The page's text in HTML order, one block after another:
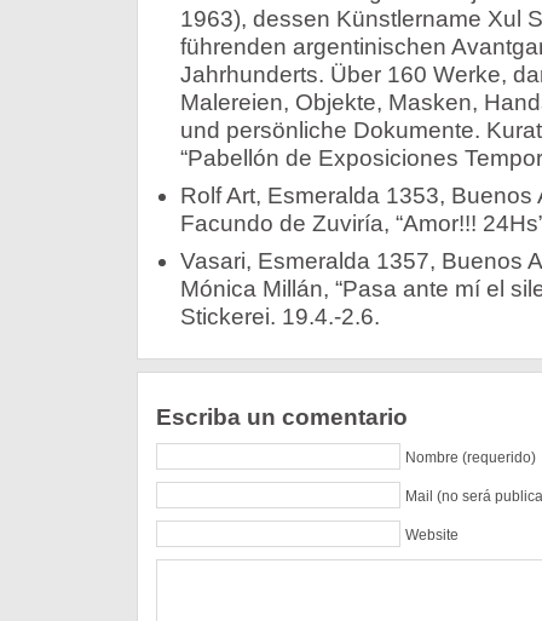
1963), dessen Künstlername Xul
führenden argentinischen
Jahrhunderts. Über 160 Werke,
Malereien, Objekte, Masken,
und persönliche Dokumente.
“Pabellón de Exposiciones
Rolf Art, Esmeralda 1353, Buenos
Facundo de Zuviría, “Amor!!!
Vasari, Esmeralda 1357, Buenos
Mónica Millán, “Pasa ante mí el
Stickerei. 19.4.-2.6.
Escriba un comentario
Nombre (requerido)
Mail (no será
Website